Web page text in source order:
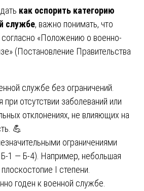
как оспорить категорию
службе, важно понимать, что
согласно «Положению о военно-
(Постановление Правительства
службе без ограничений.
при отсутствии заболеваний или
отклонениях, не влияющих на
💪
ограничениями
Б-1 — Б-4). Например, небольшая
I степени.
годен к военной службе.